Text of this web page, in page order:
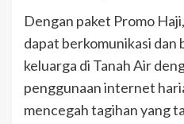
Dengan paket Promo
dapat berkomunikasi dan
keluarga di Tanah Air
penggunaan internet
mencegah tagihan yang